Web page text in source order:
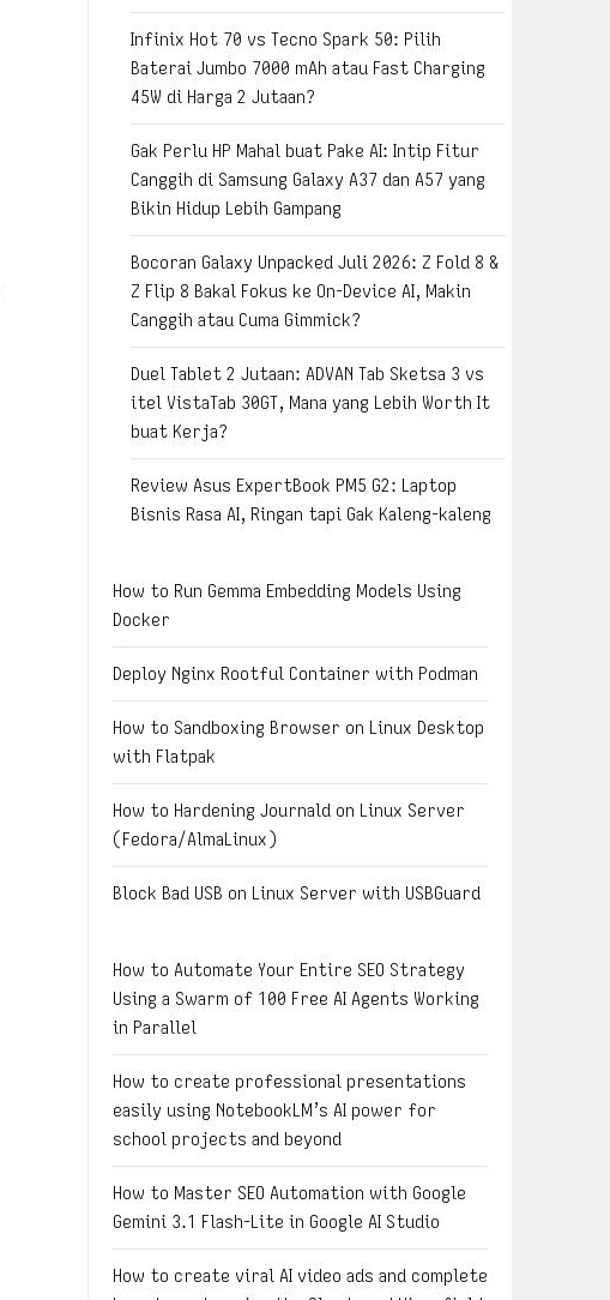
Infinix Hot 70 vs Tecno Spark 50: Pilih
Baterai Jumbo 7000 mAh atau Fast Charging
45W di Harga 2 Jutaan?
Gak Perlu HP Mahal buat Pake AI: Intip Fitur
Canggih di Samsung Galaxy A37 dan A57 yang
Bikin Hidup Lebih Gampang
Bocoran Galaxy Unpacked Juli 2026: Z Fold 8 &
Z Flip 8 Bakal Fokus ke On-Device AI, Makin
Canggih atau Cuma Gimmick?
Duel Tablet 2 Jutaan: ADVAN Tab Sketsa 3 vs
itel VistaTab 30GT, Mana yang Lebih Worth It
buat Kerja?
Review Asus ExpertBook PM5 G2: Laptop
Bisnis Rasa AI, Ringan tapi Gak Kaleng-kaleng
How to Run Gemma Embedding Models Using
Docker
Deploy Nginx Rootful Container with Podman
How to Sandboxing Browser on Linux Desktop
with Flatpak
How to Hardening Journald on Linux Server
(Fedora/AlmaLinux)
Block Bad USB on Linux Server with USBGuard
How to Automate Your Entire SEO Strategy
Using a Swarm of 100 Free AI Agents Working
in Parallel
How to create professional presentations
easily using NotebookLM’s AI power for
school projects and beyond
How to Master SEO Automation with Google
Gemini 3.1 Flash-Lite in Google AI Studio
How to create viral AI video ads and complete